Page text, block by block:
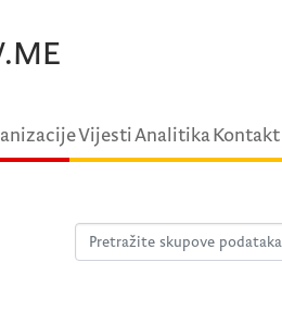
VijestiAnalitikaKontakt